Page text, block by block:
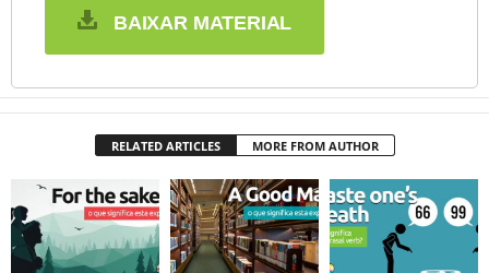
BAIXAR MATERIAL
RELATED ARTICLES MORE FROM AUTHOR